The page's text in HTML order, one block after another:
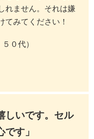
れません。それは嫌
てみてください！
０代）
しいです。セル
す」